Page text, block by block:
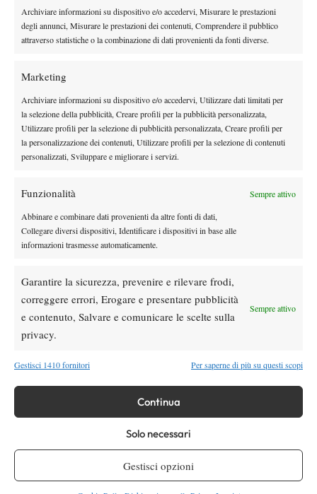
Archiviare informazioni su dispositivo e/o accedervi, Misurare le prestazioni
degli annunci, Misurare le prestazioni dei contenuti, Comprendere il pubblico
attraverso statistiche o la combinazione di dati provenienti da fonti diverse.
Marketing
Archiviare informazioni su dispositivo e/o accedervi, Utilizzare dati limitati per
la selezione della pubblicità, Creare profili per la pubblicità personalizzata,
Utilizzare profili per la selezione di pubblicità personalizzata, Creare profili per
la personalizzazione dei contenuti, Utilizzare profili per la selezione di contenuti
personalizzati, Sviluppare e migliorare i servizi.
Funzionalità Sempre attivo
Abbinare e combinare dati provenienti da altre fonti di dati,
Collegare diversi dispositivi, Identificare i dispositivi in base alle
informazioni trasmesse automaticamente.
Garantire la sicurezza, prevenire e rilevare frodi,
correggere errori, Erogare e presentare pubblicità
e contenuto, Salvare e comunicare le scelte sulla
privacy.
Sempre attivo
Gestisci 1410 fornitori Per saperne di più su questi scopi
Continua
Solo necessari
Gestisci opzioni
Instagram
Testata giornalisticaSpazio Tennisregistrata Aut-Trib Milano n°
10268 del 15/09/2025
Direttore Responsabile: Alessandro Nizegorodcew
HOME
WTA
CHALLENGER